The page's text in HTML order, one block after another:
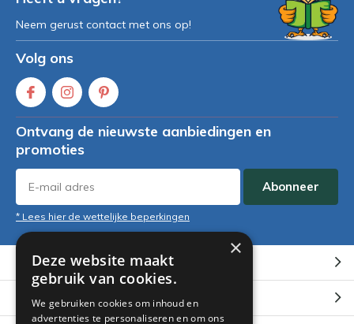
Neem gerust contact met ons op!
Volg ons
Ontvang de nieuwste aanbiedingen en
promoties
Abonneer
* Lees hier de wettelijke beperkingen
Klantenservice
Mijn account
×
Deze website maakt
gebruik van cookies.
We gebruiken cookies om inhoud en
advertenties te personaliseren en om ons